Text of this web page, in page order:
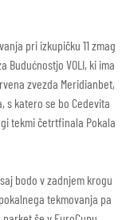
pri izkupičku 11 zmag
Budućnostjo VOLI, ki ima
zvezda Meridianbet,
s katero se bo Cedevita
tekmi četrtfinala Pokala
bodo v zadnjem krogu
tekmovanja pa